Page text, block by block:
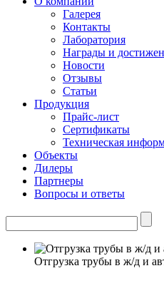
Галерея
Контакты
Лаборатория
Награды и
Новости
Отзывы
Статьи
Продукция
Прайс-лист
Сертификаты
Техническая
Объекты
Дилеры
Партнеры
Вопросы и ответы
Отгрузка трубы в ж/д и